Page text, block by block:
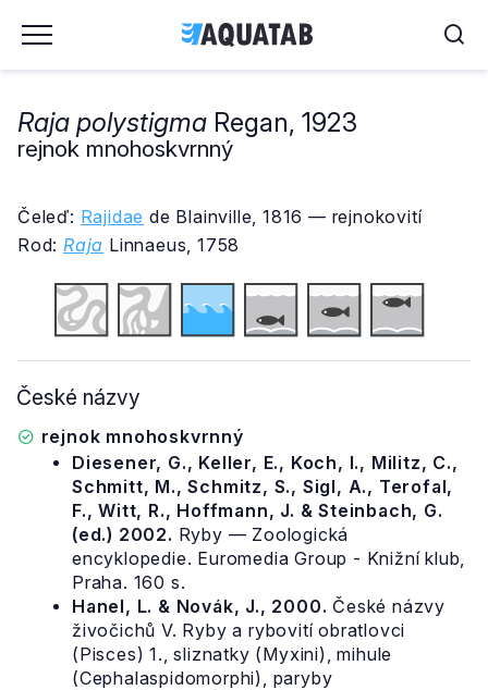
Raja polystigma Regan, 1923
rejnok mnohoskvrnný
Čeleď: Rajidae de Blainville, 1816 — rejnokovití
Rod: Raja Linnaeus, 1758
České názvy
rejnok mnohoskvrnný
Diesener, G., Keller, E., Koch, I., Militz, C.,
Schmitt, M., Schmitz, S., Sigl, A., Terofal,
F., Witt, R., Hoffmann, J. & Steinbach, G.
(ed.) 2002. Ryby — Zoologická
encyklopedie. Euromedia Group - Knižní klub,
Praha. 160 s.
Hanel, L. & Novák, J., 2000. České názvy
živočichů V. Ryby a rybovití obratlovci
(Pisces) 1., sliznatky (Myxini), mihule
(Cephalaspidomorphi), paryby